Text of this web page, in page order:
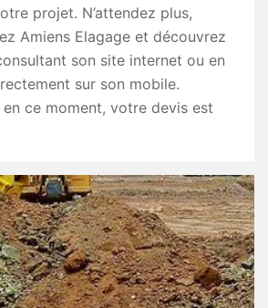
projet. N’attendez plus,
Amiens Elagage et découvrez
son site internet ou en
sur son mobile.
ce moment, votre devis est